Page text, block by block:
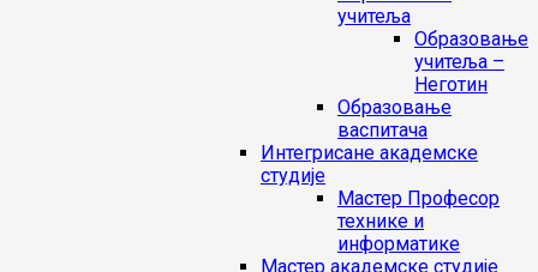
учитеља
Образовање
учитеља –
Неготин
Образовање
васпитача
Интегрисане академске
студије
Мастер Професор
технике и
информатике
Мастер академске студије